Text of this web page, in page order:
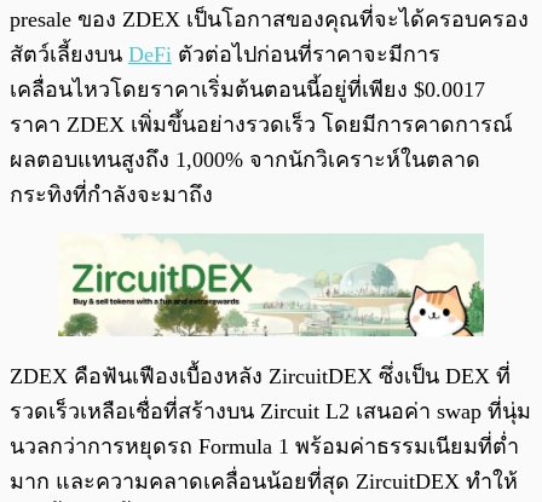
presale ของ ZDEX เป็นโอกาสของคุณที่จะได้ครอบครอง
สัตว์เลี้ยงบน DeFi ตัวต่อไปก่อนที่ราคาจะมีการ
เคลื่อนไหวโดยราคาเริ่มต้นตอนนี้อยู่ที่เพียง $0.0017
ราคา ZDEX เพิ่มขึ้นอย่างรวดเร็ว โดยมีการคาดการณ์
ผลตอบแทนสูงถึง 1,000% จากนักวิเคราะห์ในตลาด
กระทิงที่กำลังจะมาถึง
ZDEX คือฟันเฟืองเบื้องหลัง ZircuitDEX ซึ่งเป็น DEX ที่
รวดเร็วเหลือเชื่อที่สร้างบน Zircuit L2 เสนอค่า swap ที่นุ่ม
นวลกว่าการหยุดรถ Formula 1 พร้อมค่าธรรมเนียมที่ต่ำ
มาก และความคลาดเคลื่อนน้อยที่สุด ZircuitDEX ทำให้